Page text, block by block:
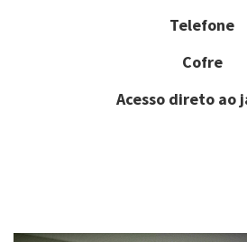
Telefone
Cofre
Acesso direto ao